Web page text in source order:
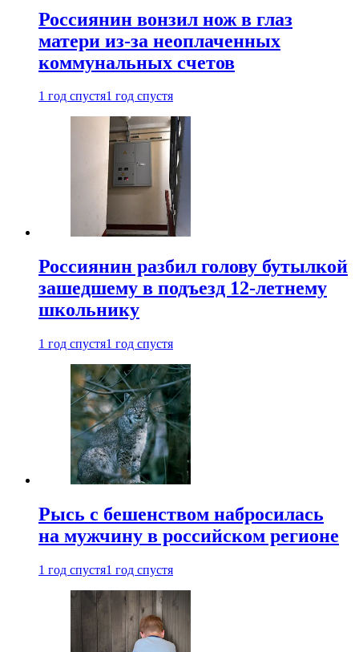
Россиянин вонзил нож в глаз
матери из-за неоплаченных
коммунальных счетов
1 год спустя1 год спустя
Россиянин разбил голову бутылкой
зашедшему в подъезд 12-летнему
школьнику
1 год спустя1 год спустя
Рысь с бешенством набросилась
на мужчину в российском регионе
1 год спустя1 год спустя